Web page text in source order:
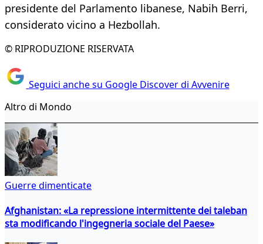
presidente del Parlamento libanese, Nabih Berri,
considerato vicino a Hezbollah.
© RIPRODUZIONE RISERVATA
Seguici anche su Google Discover di Avvenire
Altro di Mondo
Guerre dimenticate
Afghanistan: «La repressione intermittente dei taleban
sta modificando l'ingegneria sociale del Paese»